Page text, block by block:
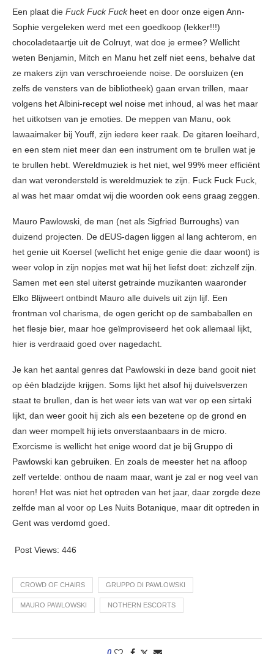
Een plaat die Fuck Fuck Fuckheet en door onze eigen Ann-
Sophie vergeleken werd met een goedkoop (lekker!!!)
chocoladetaartje uit de Colruyt, wat doe je ermee? Wellicht
weten Benjamin, Mitch en Manu het zelf niet eens, behalve dat
ze makers zijn van verschroeiende noise. De oorsluizen (en
zelfs de vensters van de bibliotheek) gaan ervan trillen, maar
volgens het Albini-recept wel noise met inhoud, al was het maar
het uitkotsen van je emoties. De meppen van Manu, ook
lawaaimaker bij Youff, zijn iedere keer raak. De gitaren loeihard,
en een stem niet meer dan een instrument om te brullen wat je
te brullen hebt. Wereldmuziek is het niet, wel 99% meer efficiënt
dan wat verondersteld is wereldmuziek te zijn. Fuck Fuck Fuck,
al was het maar omdat wij die woorden ook eens graag zeggen.
Mauro Pawlowski, de man (net als Sigfried Burroughs) van
duizend projecten. De dEUS-dagen liggen al lang achterom, en
het genie uit Koersel (wellicht het enige genie die daar woont) is
weer volop in zijn nopjes met wat hij het liefst doet: zichzelf zijn.
Samen met een stel uiterst getrainde muzikanten waaronder
Elko Blijweert ontbindt Mauro alle duivels uit zijn lijf. Een
frontman vol charisma, de ogen gericht op de sambaballen en
het flesje bier, maar hoe geïmproviseerd het ook allemaal lijkt,
hier is verdraaid goed over nagedacht.
Je kan het aantal genres dat Pawlowski in deze band gooit niet
op één bladzijde krijgen. Soms lijkt het alsof hij duivelsverzen
staat te brullen, dan is het weer iets van wat ver op een sirtaki
lijkt, dan weer gooit hij zich als een bezetene op de grond en
dan weer mompelt hij iets onverstaanbaars in de micro.
Exorcisme is wellicht het enige woord dat je bij Gruppo di
Pawlowski kan gebruiken. En zoals de meester het na afloop
zelf vertelde: onthou de naam maar, want je zal er nog veel van
horen! Het was niet het optreden van het jaar, daar zorgde deze
zelfde man al voor op Les Nuits Botanique, maar dit optreden in
Gent was verdomd goed.
Post Views: 446
CROWD OF CHAIRS GRUPPO DI PAWLOWSKI
MAURO PAWLOWSKI NOTHERN ESCORTS